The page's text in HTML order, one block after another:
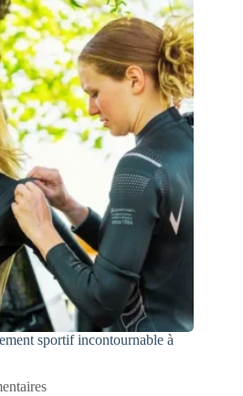
sportif incontournable à